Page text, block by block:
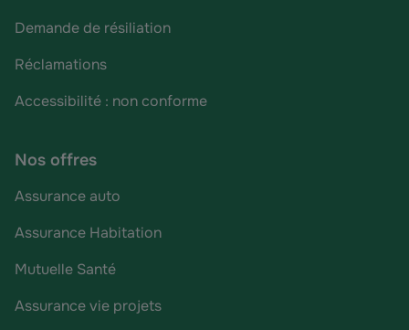
Demande de résiliation
Réclamations
Accessibilité : non conforme
Nos offres
Assurance auto
Assurance Habitation
Mutuelle Santé
Assurance vie projets